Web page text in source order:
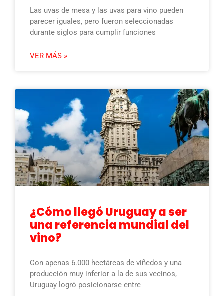
Las uvas de mesa y las uvas para vino pueden
parecer iguales, pero fueron seleccionadas
durante siglos para cumplir funciones
VER MÁS »
¿Cómo llegó Uruguay a ser
una referencia mundial del
vino?
Con apenas 6.000 hectáreas de viñedos y una
producción muy inferior a la de sus vecinos,
Uruguay logró posicionarse entre